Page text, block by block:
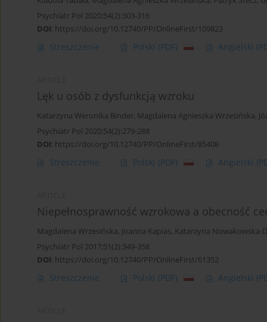
Psychiatr Pol 2020;54(2):303-316
DOI: https://doi.org/10.12740/PP/OnlineFirst/109823
Streszczenie Polski (PDF) Angielski
Lęk u osób z dysfunkcją wzroku
Katarzyna Weronika Binder, Magdalena Agnieszka Wrzesińska,
Psychiatr Pol 2020;54(2):279-288
DOI: https://doi.org/10.12740/PP/OnlineFirst/85408
Streszczenie Polski (PDF) Angielski
Niepełnosprawność wzrokowa a obecność
Magdalena Wrzesińska, Joanna Kapias, Katarzyna Nowakowska-
Psychiatr Pol 2017;51(2):349-358
DOI: https://doi.org/10.12740/PP/OnlineFirst/61352
Streszczenie Polski (PDF) Angielski